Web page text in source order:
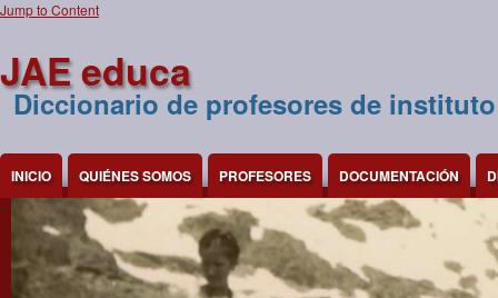
Jump to Content
JAE educa
Diccionario de profesores de
INICIO QUIÉNES SOMOS PROFESORES DOCUMENTACIÓN